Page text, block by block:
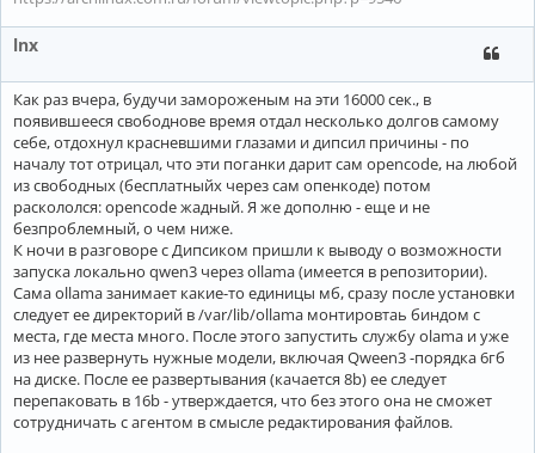
lnx
Как раз вчера, будучи замороженым на эти 16000 сек., в
появившееся свободнове время отдал несколько долгов самому
себе, отдохнул красневшими глазами и дипсил причины - по
началу тот отрицал, что эти поганки дарит сам opencode, на любой
из свободных (бесплатныйх через сам опенкоде) потом
раскололся: opencode жадный. Я же дополню - еще и не
безпроблемный, о чем ниже.
К ночи в разговоре с Дипсиком пришли к выводу о возможности
запуска локально qwen3 через ollama (имеется в репозитории).
Сама ollama занимает какие-то единицы мб, сразу после установки
следует ее директорий в /var/lib/ollama монтировтаь биндом с
места, где места много. После этого запустить службу olama и уже
из нее развернуть нужные модели, включая Qween3 -порядка 6гб
на диске. После ее развертывания (качается 8b) ее следует
перепаковать в 16b - утверждается, что без этого она не сможет
сотрудничать с агентом в смысле редактирования файлов.